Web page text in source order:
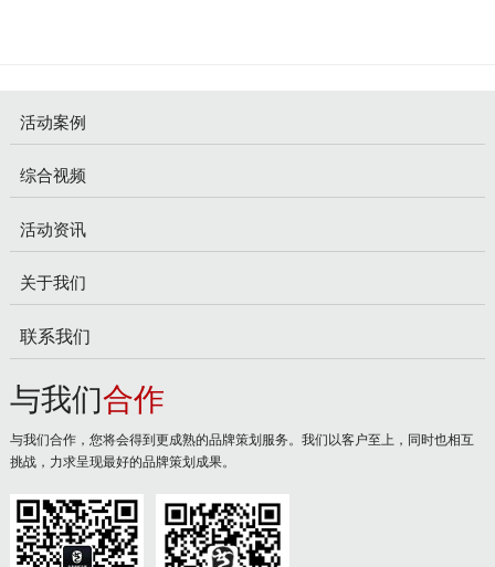
活动案例
综合视频
活动资讯
关于我们
联系我们
与我们合作
与我们合作，您将会得到更成熟的品牌策划服务。我们以客户至上，同时也相互
挑战，力求呈现最好的品牌策划成果。